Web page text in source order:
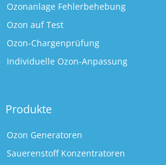
Ozonanlage Fehlerbehebung
Ozon auf Test
Ozon-Chargenprüfung
Individuelle Ozon-Anpassung
Produkte
Ozon Generatoren
Sauerenstoff Konzentratoren